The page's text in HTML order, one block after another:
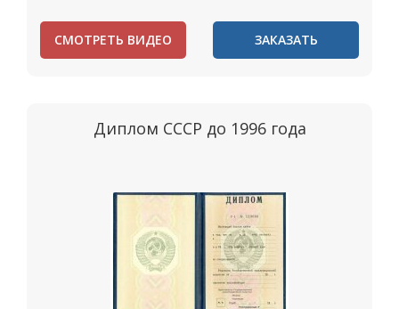
СМОТРЕТЬ ВИДЕО ЗАКАЗАТЬ
Диплом СССР до 1996 года